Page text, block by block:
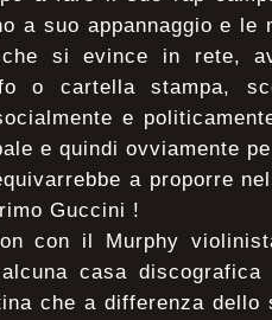
a suo appannaggio e le
che si evince in rete,
o cartella stampa,
e
e quindi ovviamente
a proporre
Guccini !
con il Murphy
alcuna casa
che a differenza dello